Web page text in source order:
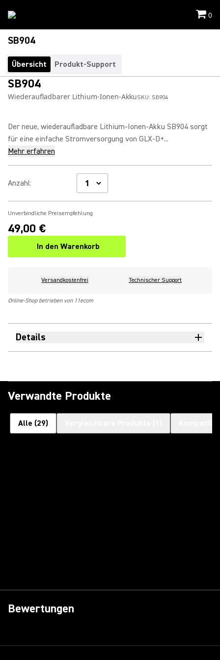
0
SB904
Übersicht Produkt-Support
SB904
Wiederaufladbarer Lithium-Ionen-AkkuSKU: SB904
Der neue, wiederaufladbare Lithium-Ionen-Akku SB904 sorgt
für eine einfache Stromversorgung von GLX-D+...
Mehr erfahren
Anzahl:
Unverbindliche Preisempfehlung
49,00 €
In den Warenkorb
Versandkostenfrei Technischer Support
Online-Shop betrieben von 11ecom
Details
Verwandte Produkte
Alle (29)
Bewertungen